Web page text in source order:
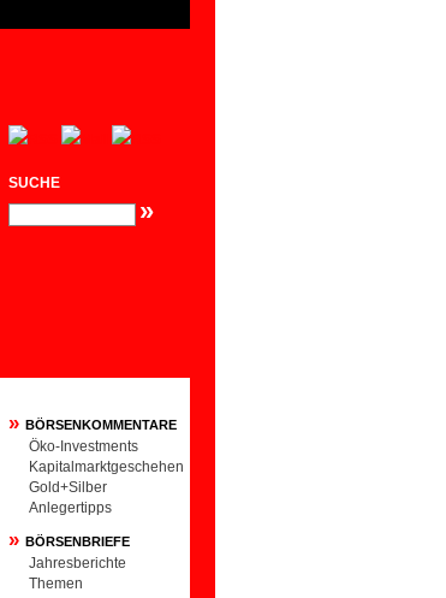
SUCHE
»
» BÖRSENKOMMENTARE
Öko-Investments
Kapitalmarktgeschehen
Gold+Silber
Anlegertipps
» BÖRSENBRIEFE
Jahresberichte
Themen